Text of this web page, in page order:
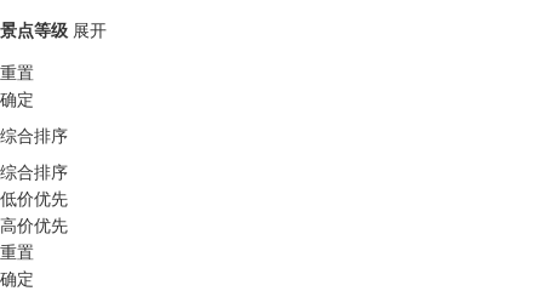
景点等级 展开
重置
确定
综合排序
综合排序
低价优先
高价优先
重置
确定